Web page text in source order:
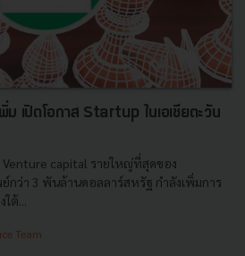
เปิดโอกาส Startup ในเอเชียตะวัน
Venture capital รายใหญ่ที่สุดของ
กว่า 3 พันล้านดอลลาร์สหรัฐ กำลังเพิ่มการ
ต้...
Team